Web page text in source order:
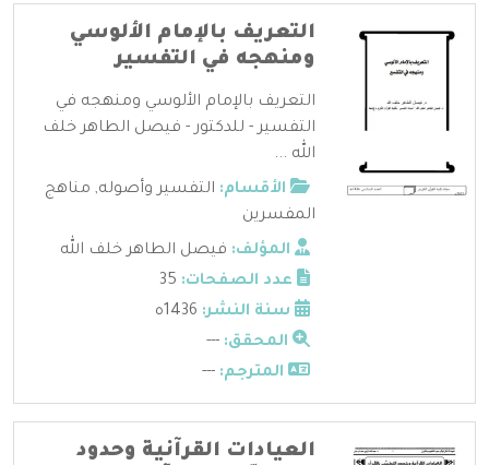
التعريف بالإمام الألوسي
ومنهجه في التفسير
التعريف بالإمام الألوسي ومنهجه في
التفسير - للدكتور - فيصل الطاهر خلف
الله ...
الأقسام: التفسير وأصوله, مناهج
المفسرين
المؤلف: فيصل الطاهر خلف الله
عدد الصفحات:
سنة النشر:
المحقق: ---
المترجم: ---
العيادات القرآنية وحدود